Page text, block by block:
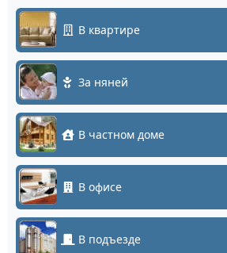
В квартире
За няней
В частном доме
В офисе
В подъезде